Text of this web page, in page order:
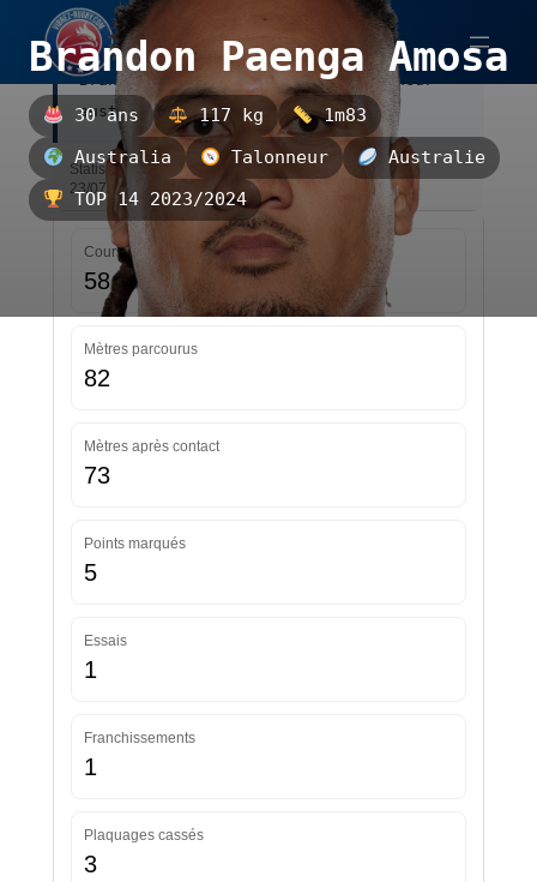
Aller
contenu
Brandon Paenga Amosa
30 ans 117 kg
1m83
Australia
Talonneur
Australie
TOP 14 2023/2024
Brandon Paenga Amosa est un talonneur
australien.
Statistiques — TOP 14 2023/2024 — Mise à jour le
23/07/2026 17:43
Courses
58
Mètres parcourus
82
Mètres après contact
73
Points marqués
5
Essais
1
Franchissements
1
Plaquages cassés
3